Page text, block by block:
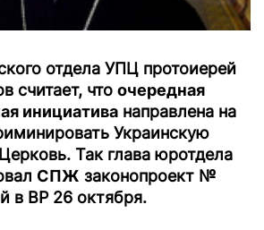
отдела УПЦ протоиерей
считает, что очередная
инициатива направлена на
Украинскую
Так глава юротдела
СПЖ законопроект №
в ВР 26 октября.